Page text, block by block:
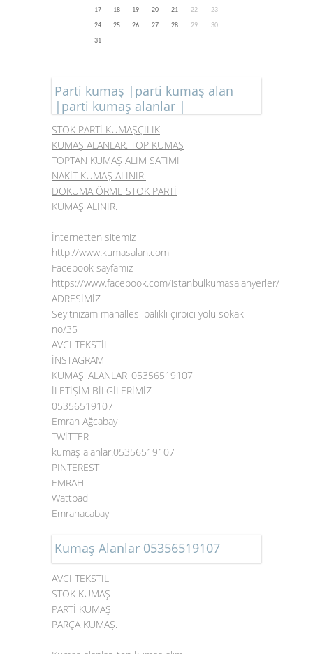
17
18 19 20 21 22
23
24
25 26 27 28 29
30
31
Parti kumaş |parti kumaş alan
|parti kumaş alanlar |
STOK PARTİ KUMAŞÇILIK
KUMAŞ ALANLAR. TOP KUMAŞ
TOPTAN KUMAŞ ALIM SATIMI
NAKİT KUMAŞ ALINIR.
DOKUMA ÖRME STOK PARTİ
KUMAŞ ALINIR.
İnternetten sitemiz
http://www.kumasalan.com
Facebook sayfamız
https://www.facebook.com/istanbulkumasalanyerler/
ADRESİMİZ
Seyitnizam mahallesi balıklı çırpıcı yolu sokak
no/35
AVCI TEKSTİL
İNSTAGRAM
KUMAŞ_ALANLAR_05356519107
İLETİŞİM BİLGİLERİMİZ
05356519107
Emrah Ağcabay
TWİTTER
kumaş alanlar.05356519107
PİNTEREST
EMRAH
Wattpad
Emrahacabay
Kumaş Alanlar 05356519107
AVCI TEKSTİL
STOK KUMAŞ
PARTİ KUMAŞ
PARÇA KUMAŞ.